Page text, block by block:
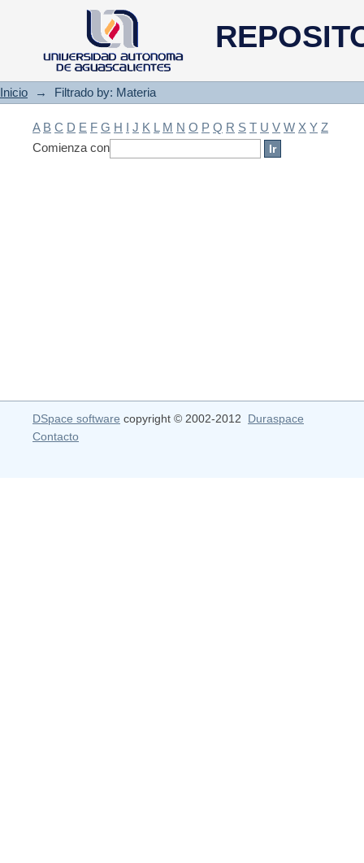
Filtrado by: Materia
Inicio → Filtrado by: Materia
A B C D E F G H I J K L M N O P Q R S T U V W X Y Z
Comienza con
DSpace software copyright © 2002-2012 Duraspace
Contacto